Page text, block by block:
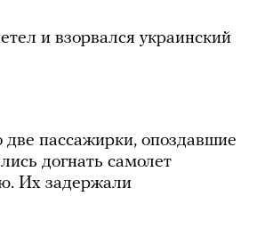
и взорвался украинский
пассажирки, опоздавшие
догнать самолет
Их задержали